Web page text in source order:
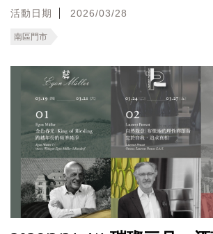
活動日期 2026/03/28
南區門市